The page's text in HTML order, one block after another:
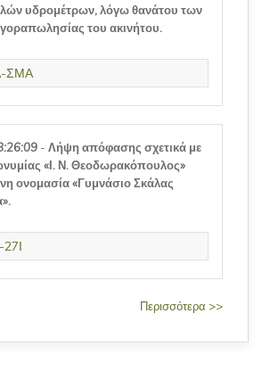
υδρομέτρων, λόγω θανάτου των
του ακινήτου.
ΣΜΑ
- Λήψη απόφασης σχετικά με
«Ι. Ν. Θεοδωρακόπουλος»
ονομασία «Γυμνάσιο Σκάλας
Περισσότερα >>